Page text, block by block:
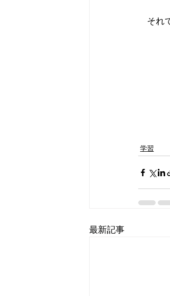
それ
学習
最新記事